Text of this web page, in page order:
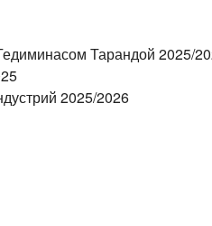
Тарандой 2025/
2025/2026